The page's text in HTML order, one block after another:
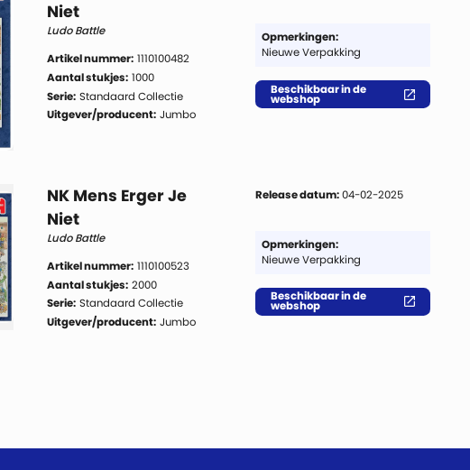
Niet
Ludo Battle
Artikel nummer: 1110100482
Aantal stukjes: 1000
Serie: Standaard Collectie
Uitgever/producent: Jumbo
Opmerkingen:
Nieuwe Verpakking
Beschikbaar in de
webshop
NK Mens Erger Je
Niet
Ludo Battle
Artikel nummer: 1110100523
Aantal stukjes: 2000
Serie: Standaard Collectie
Uitgever/producent: Jumbo
Release datum: 04-02-2025
Opmerkingen:
Nieuwe Verpakking
Beschikbaar in de
webshop